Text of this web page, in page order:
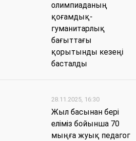
олимпиаданың
қоғамдық-
гуманитарлық
бағыттағы
қорытынды кезеңі
басталды
28.11.2025, 16:30
Жыл басынан бері
еліміз бойынша 70
мыңға жуық педагог